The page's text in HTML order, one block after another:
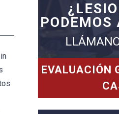
PODEMOS
EVALUACIÓN